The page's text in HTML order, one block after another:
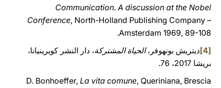
Communication. A discussion at the Nobel
Conference, North-Holland Publishing Company –
Amsterdam 1969, 89-108.
[4]
ديتريش بونهوفر،الحياة المشتركة، دار النشر كويرينيانا،
بريشا 2017، 76.
D. Bonhoeffer, La vita comune, Queriniana, Brescia